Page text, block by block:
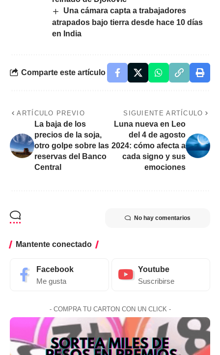
Una cámara capta a trabajadores
atrapados bajo tierra desde hace 10 días
en India
Comparte este artículo
ARTÍCULO PREVIO
La baja de los
precios de la soja,
otro golpe sobre las
reservas del Banco
Central
SIGUIENTE ARTÍCULO
Luna nueva en Leo
del 4 de agosto
2024: cómo afecta a
cada signo y sus
emociones
No hay comentarios
Mantente conectado
Facebook
Me gusta
Youtube
Suscribirse
- COMPRA TU CARTON CON UN CLICK -